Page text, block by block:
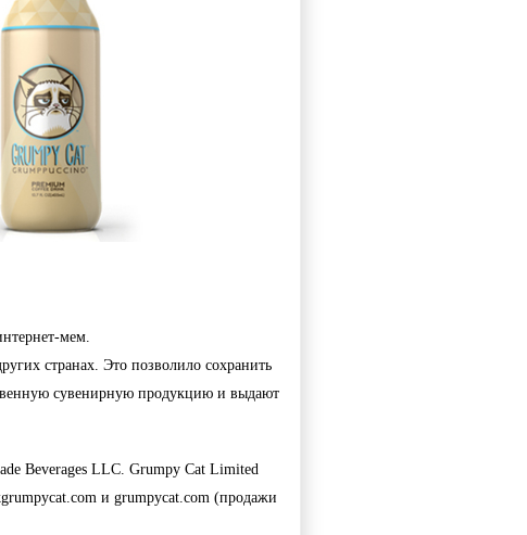
мем.
странах. Это позволило сохранить
сувенирную продукцию и выдают
Beverages LLC. Grumpy Cat Limited
и grumpycat.com (продажи